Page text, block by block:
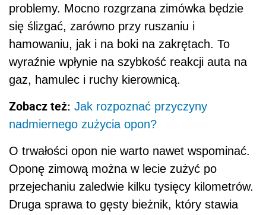
problemy. Mocno rozgrzana zimówka będzie
się ślizgać, zarówno przy ruszaniu i
hamowaniu, jak i na boki na zakrętach. To
wyraźnie wpłynie na szybkość reakcji auta na
gaz, hamulec i ruchy kierownicą.
Zobacz też: Jak rozpoznać przyczyny
nadmiernego zużycia opon?
O trwałości opon nie warto nawet wspominać.
Oponę zimową można w lecie zużyć po
przejechaniu zaledwie kilku tysięcy kilometrów.
Druga sprawa to gęsty bieżnik, który stawia